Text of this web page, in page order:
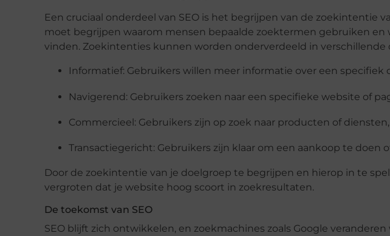
Een cruciaal onderdeel van SEO is het begrijpen van de zoekintentie
moet begrijpen waarom mensen bepaalde zoektermen gebruiken
vinden. Zoekintenties kunnen worden onderverdeeld in verschillende
Informatief: Gebruikers willen meer informatie over een specifiek
Navigerend: Gebruikers zoeken naar een specifieke website of
Commercieel: Gebruikers zijn op zoek naar producten of
Transactiegericht: Gebruikers zijn klaar om een aankoop te doen
Door de zoekintentie van je doelgroep te begrijpen en hierop in te
vergroten dat je website hoog scoort in zoekresultaten.
De toekomst van SEO
SEO blijft zich ontwikkelen, en zoekmachines zoals Google